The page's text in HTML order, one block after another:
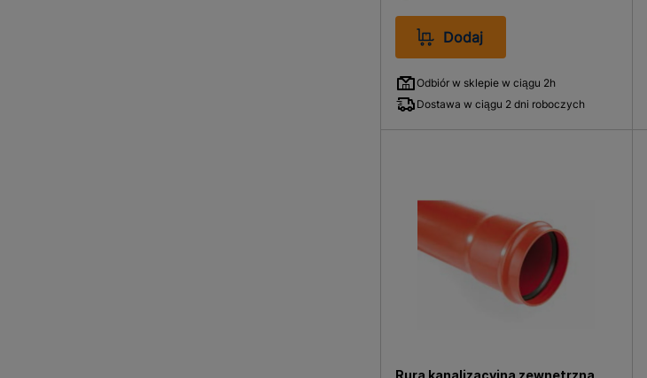
Dodaj
Odbiór w sklepie w ciągu 2h
Dostawa w ciągu 2 dni roboczych